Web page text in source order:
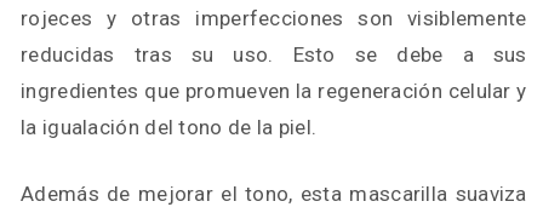
rojeces y otras imperfecciones son visiblemente
reducidas tras su uso. Esto se debe a sus
ingredientes que promueven la regeneración celular y
la igualación del tono de la piel.
Además de mejorar el tono, esta mascarilla suaviza